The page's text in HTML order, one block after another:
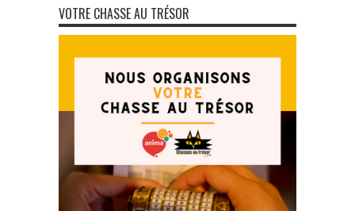
VOTRE CHASSE AU TRÉSOR